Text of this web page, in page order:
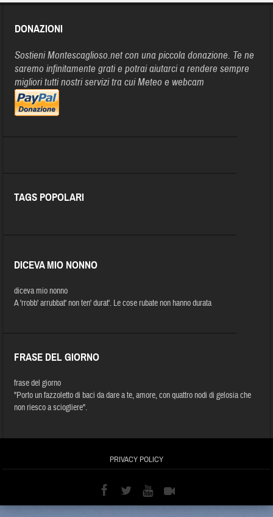
DONAZIONI
Sostieni Montescaglioso.net con una piccola donazione. Te ne
saremo infinitamente grati e potrai aiutarci a rendere sempre
migliori tutti nostri servizi tra cui Meteo e webcam
TAGS POPOLARI
DICEVA MIO NONNO
diceva mio nonno
A 'rrobb' arrubbat' non ten' durat'. Le cose rubate non hanno durata
FRASE DEL GIORNO
frase del giorno
"Porto un fazzoletto di baci da dare a te, amore, con quattro nodi di gelosia che
non riesco a sciogliere".
PRIVACY POLICY